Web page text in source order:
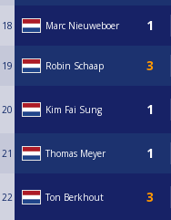
18 Marc Nieuweboer
19 Robin Schaap
20 Kim Fai Sung
21 Thomas Meyer
22 Ton Berkhout